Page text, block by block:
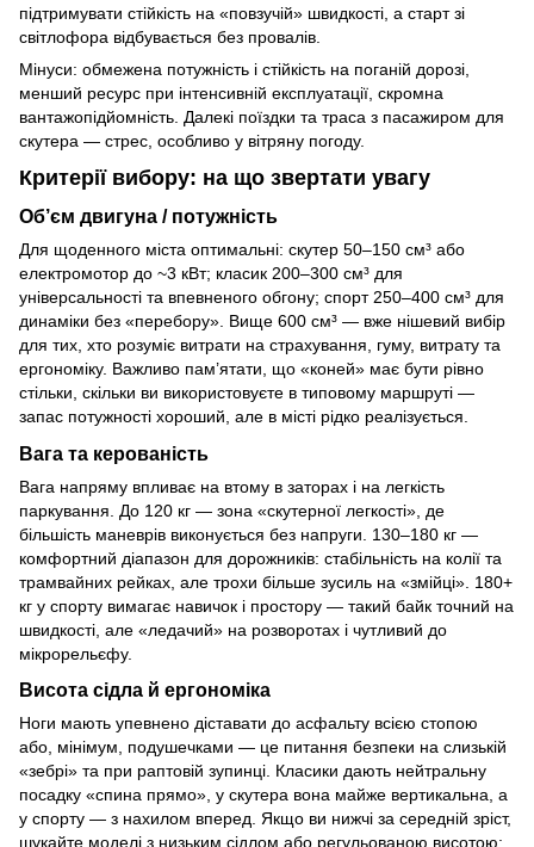
підтримувати стійкість на «повзучій» швидкості, а старт зі
світлофора відбувається без провалів.
Мінуси: обмежена потужність і стійкість на поганій дорозі,
менший ресурс при інтенсивній експлуатації, скромна
вантажопідйомність. Далекі поїздки та траса з пасажиром для
скутера — стрес, особливо у вітряну погоду.
Критерії вибору: на що звертати увагу
Об’єм двигуна / потужність
Для щоденного міста оптимальні: скутер 50–150 см³ або
електромотор до ~3 кВт; класик 200–300 см³ для
універсальності та впевненого обгону; спорт 250–400 см³ для
динаміки без «перебору». Вище 600 см³ — вже нішевий вибір
для тих, хто розуміє витрати на страхування, гуму, витрату та
ергономіку. Важливо пам’ятати, що «коней» має бути рівно
стільки, скільки ви використовуєте в типовому маршруті —
запас потужності хороший, але в місті рідко реалізується.
Вага та керованість
Вага напряму впливає на втому в заторах і на легкість
паркування. До 120 кг — зона «скутерної легкості», де
більшість маневрів виконується без напруги. 130–180 кг —
комфортний діапазон для дорожників: стабільність на колії та
трамвайних рейках, але трохи більше зусиль на «змійці». 180+
кг у спорту вимагає навичок і простору — такий байк точний на
швидкості, але «ледачий» на розворотах і чутливий до
мікрорельєфу.
Висота сідла й ергономіка
Ноги мають упевнено діставати до асфальту всією стопою
або, мінімум, подушечками — це питання безпеки на слизькій
«зебрі» та при раптовій зупинці. Класики дають нейтральну
посадку «спина прямо», у скутера вона майже вертикальна, а
у спорту — з нахилом вперед. Якщо ви нижчі за середній зріст,
шукайте моделі з низьким сідлом або регульованою висотою;